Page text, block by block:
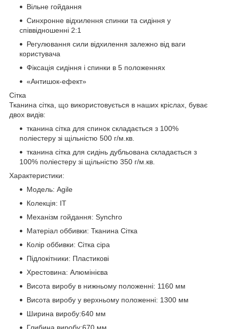
Вільне гойдання
Синхронне відхилення спинки та сидіння у
співвідношенні 2:1
Регулювання сили відхилення залежно від ваги
користувача
Фіксація сидіння і спинки в 5 положеннях
«Антишок-ефект»
Сітка
Тканина сітка, що використовується в наших кріслах, буває
двох видів:
тканина сітка для спинок складається з 100%
поліестеру зі щільністю 500 г/м.кв.
тканина сітка для сидінь дубльована складається з
100% поліестеру зі щільністю 350 г/м.кв.
Характеристики:
Модель: Agile
Колекція: IT
Механізм гойдання: Synchro
Матеріал оббивки: Тканина Сітка
Колір оббивки: Сітка сіра
Підлокітники: Пластикові
Хрестовина: Алюмінієва
Висота виробу в нижньому положенні: 1160 мм
Висота виробу у верхньому положенні: 1300 мм
Ширина виробу:640 мм
Глибина виробу:670 мм